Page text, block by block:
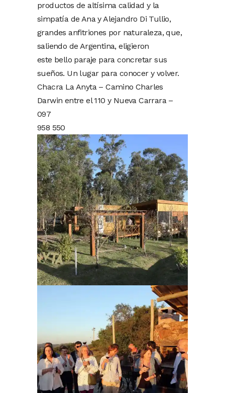
productos de altísima calidad y la
simpatía de Ana y Alejandro Di Tullio,
grandes anfitriones por naturaleza, que,
saliendo de Argentina, eligieron
este bello paraje para concretar sus
sueños. Un lugar para conocer y volver.
Chacra La Anyta – Camino Charles
Darwin entre el 110 y Nueva Carrara –
097
958 550